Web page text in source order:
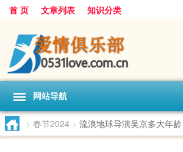
首 页 文章列表 知识分类
网站导航
> 春节2024 > 流浪地球导演吴京多大年龄